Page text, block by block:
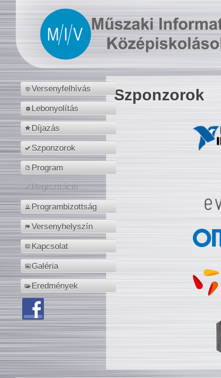
Versenyfelhívás
Lebonyolítás
Díjazás
Szponzorok
Program
Regisztráció
Programbizottság
Versenyhelyszín
Kapcsolat
Galéria
Eredmények
Szponzorok